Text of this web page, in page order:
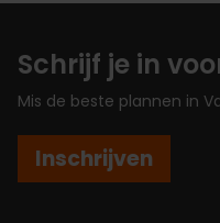
Schrijf je in
Mis de beste plannen in
Inschrijven